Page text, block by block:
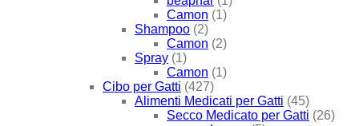
Camon (1)
Shampoo (2)
Camon (2)
Spray (1)
Camon (1)
Cibo per Gatti (427)
Alimenti Medicati per Gatti (45)
Secco Medicato per Gatti (26)